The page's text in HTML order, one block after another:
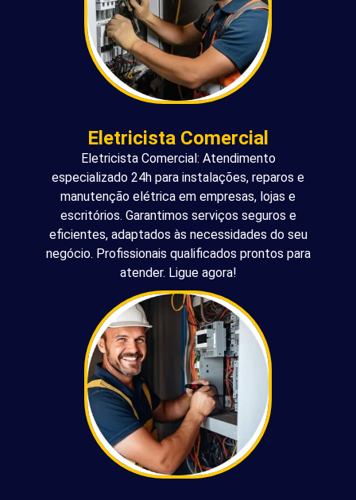
Eletricista Comercial
Eletricista Comercial: Atendimento
especializado 24h para instalações, reparos e
manutenção elétrica em empresas, lojas e
escritórios. Garantimos serviços seguros e
eficientes, adaptados às necessidades do seu
negócio. Profissionais qualificados prontos para
atender. Ligue agora!